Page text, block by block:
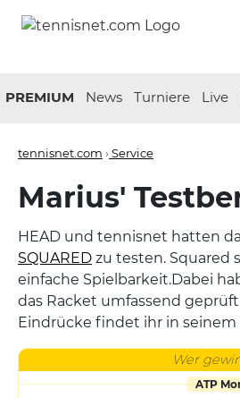
PREMIUM News Turniere Live
tennisnet.com › Service
Marius'
HEAD und tennisnet hatten
SQUARED zu testen. Squared
einfache Spielbarkeit.Dabei
das Racket umfassend
Eindrücke findet ihr in
Wer
ATP